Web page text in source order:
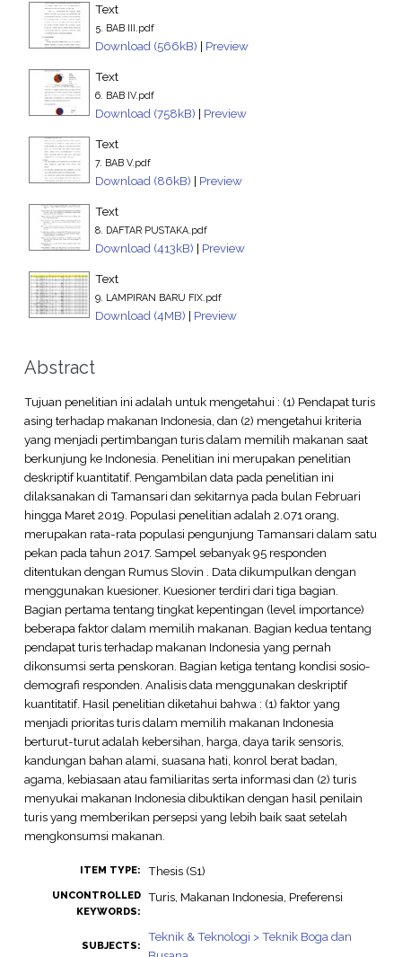
Text
5. BAB III.pdf
Download (566kB) | Preview
Text
6. BAB IV.pdf
Download (758kB) | Preview
Text
7. BAB V.pdf
Download (86kB) | Preview
Text
8. DAFTAR PUSTAKA.pdf
Download (413kB) | Preview
Text
9. LAMPIRAN BARU FIX.pdf
Download (4MB) | Preview
Abstract
Tujuan penelitian ini adalah untuk mengetahui : (1) Pendapat turis
asing terhadap makanan Indonesia, dan (2) mengetahui kriteria
yang menjadi pertimbangan turis dalam memilih makanan saat
berkunjung ke Indonesia. Penelitian ini merupakan penelitian
deskriptif kuantitatif. Pengambilan data pada penelitian ini
dilaksanakan di Tamansari dan sekitarnya pada bulan Februari
hingga Maret 2019. Populasi penelitian adalah 2.071 orang,
merupakan rata-rata populasi pengunjung Tamansari dalam satu
pekan pada tahun 2017. Sampel sebanyak 95 responden
ditentukan dengan Rumus Slovin . Data dikumpulkan dengan
menggunakan kuesioner. Kuesioner terdiri dari tiga bagian.
Bagian pertama tentang tingkat kepentingan (level importance)
beberapa faktor dalam memilih makanan. Bagian kedua tentang
pendapat turis terhadap makanan Indonesia yang pernah
dikonsumsi serta penskoran. Bagian ketiga tentang kondisi sosio-
demografi responden. Analisis data menggunakan deskriptif
kuantitatif. Hasil penelitian diketahui bahwa : (1) faktor yang
menjadi prioritas turis dalam memilih makanan Indonesia
berturut-turut adalah kebersihan, harga, daya tarik sensoris,
kandungan bahan alami, suasana hati, konrol berat badan,
agama, kebiasaan atau familiaritas serta informasi dan (2) turis
menyukai makanan Indonesia dibuktikan dengan hasil penilain
turis yang memberikan persepsi yang lebih baik saat setelah
mengkonsumsi makanan.
ITEM TYPE: Thesis (S1)
UNCONTROLLED
KEYWORDS:
Turis, Makanan Indonesia, Preferensi
SUBJECTS:
Teknik & Teknologi > Teknik Boga dan